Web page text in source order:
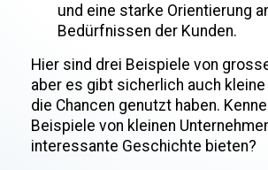
und eine starke Orientierung
Bedürfnissen der Kunden.
Hier sind drei Beispiele von
aber es gibt sicherlich auch kleine
die Chancen genutzt haben.
Beispiele von kleinen
interessante Geschichte bieten?